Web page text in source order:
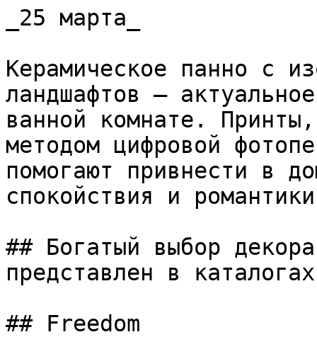
_25 марта_
Керамическое панно с
ландшафтов –
ванной комнате.
методом цифровой
помогают привнести в
спокойствия и
## Богатый выбор
представлен в
## Freedom